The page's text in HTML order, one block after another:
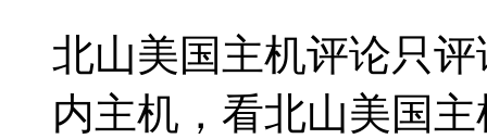
北山美国主机评论只
内主机，看北山美国